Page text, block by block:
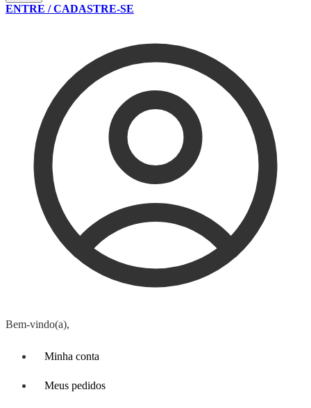
ENTRE / CADASTRE-SE
Bem-vindo(a),
Minha conta
Meus pedidos